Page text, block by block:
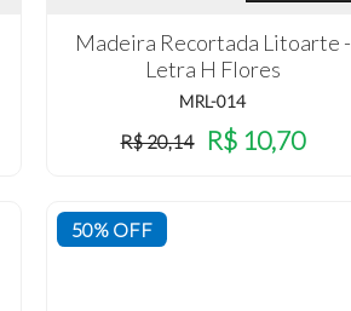
Madeira Recortada Litoarte -
Letra H Flores
MRL-014
R$ 20,14 R$ 10,70
50% OFF